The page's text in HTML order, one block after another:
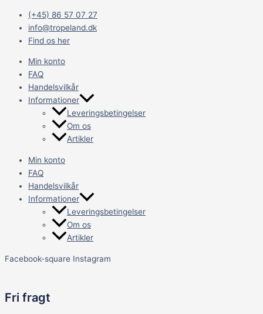
indholdet
(+45) 86 57 07 27
info@tropeland.dk
Find os her
Min konto
FAQ
Handelsvilkår
Informationer
Leveringsbetingelser
Om os
Artikler
Min konto
FAQ
Handelsvilkår
Informationer
Leveringsbetingelser
Om os
Artikler
Facebook-square Instagram
Fri fragt
Menu
Discus